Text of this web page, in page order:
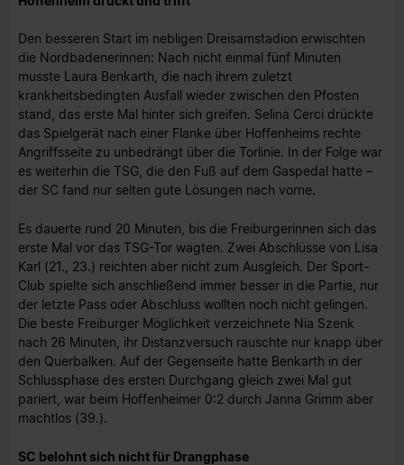
Den besseren Start im nebligen Dreisamstadion erwischten
die Nordbadenerinnen: Nach nicht einmal fünf Minuten
musste Laura Benkarth, die nach ihrem zuletzt
krankheitsbedingten Ausfall wieder zwischen den Pfosten
stand, das erste Mal hinter sich greifen. Selina Cerci drückte
das Spielgerät nach einer Flanke über Hoffenheims rechte
Angriffsseite zu unbedrängt über die Torlinie. In der Folge war
es weiterhin die TSG, die den Fuß auf dem Gaspedal hatte –
der SC fand nur selten gute Lösungen nach vorne.
Es dauerte rund 20 Minuten, bis die Freiburgerinnen sich das
erste Mal vor das TSG-Tor wagten. Zwei Abschlüsse von Lisa
Karl (21., 23.) reichten aber nicht zum Ausgleich. Der Sport-
Club spielte sich anschließend immer besser in die Partie, nur
der letzte Pass oder Abschluss wollten noch nicht gelingen.
Die beste Freiburger Möglichkeit verzeichnete Nia Szenk
nach 26 Minuten, ihr Distanzversuch rauschte nur knapp über
den Querbalken. Auf der Gegenseite hatte Benkarth in der
Schlussphase des ersten Durchgang gleich zwei Mal gut
pariert, war beim Hoffenheimer 0:2 durch Janna Grimm aber
machtlos (39.).
SC belohnt sich nicht für Drangphase